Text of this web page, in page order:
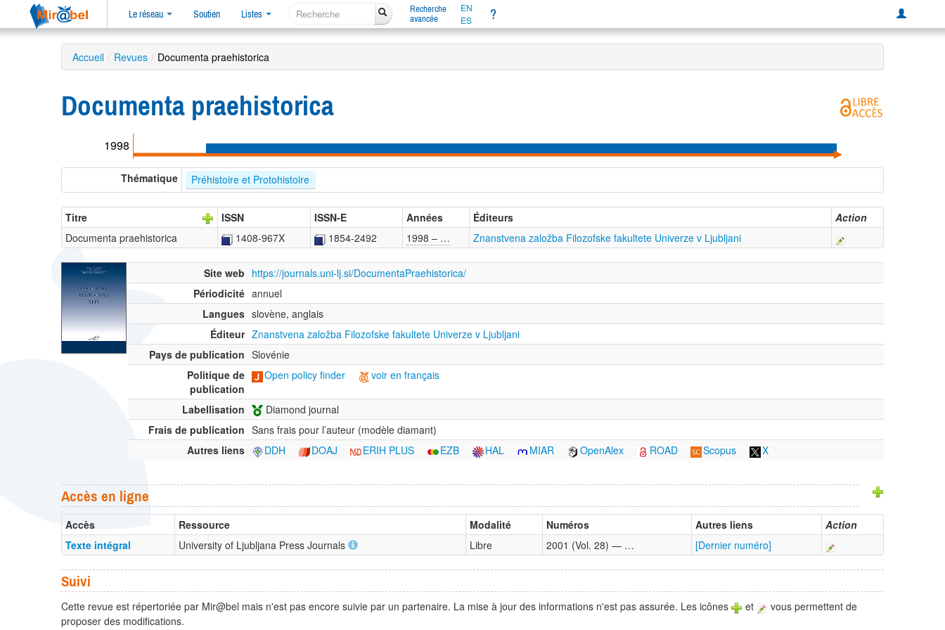
Le réseau Soutien Listes
Recherche
avancée
EN
ES
?
Accueil / Revues / Documenta praehistorica
Documenta praehistorica
1998
Thématique Préhistoire et Protohistoire
Titre ISSN ISSN-E Années Éditeurs
Action
Documenta praehistorica
1408-967X 1854-2492 1998 – … Znanstvena založba Filozofske fakultete Univerze v Ljubljani
Site web https://journals.uni-lj.si/DocumentaPraehistorica/
Périodicité annuel
Langues slovène, anglais
Éditeur Znanstvena založba Filozofske fakultete Univerze v Ljubljani
Pays de publication Slovénie
Politique de
publication
Open policy finder voir en français
Labellisation
Diamond journal
Frais de publication Sans frais pour l’auteur (modèle diamant)
Autres liens
DDH DOAJ ERIH PLUS EZB HAL MIAR OpenAlex ROAD Scopus X
Accès en ligne
Accès Ressource Modalité Numéros Autres liens
Action
Texte intégral
University of Ljubljana Press Journals Libre 2001 (Vol. 28) — … [Dernier numéro]
Suivi
Cette revue est répertoriée par Mir@bel mais n'est pas encore suivie par un partenaire. La mise à jour des informations n'est pas assurée. Les icônes et
vous permettent de
proposer des modifications.